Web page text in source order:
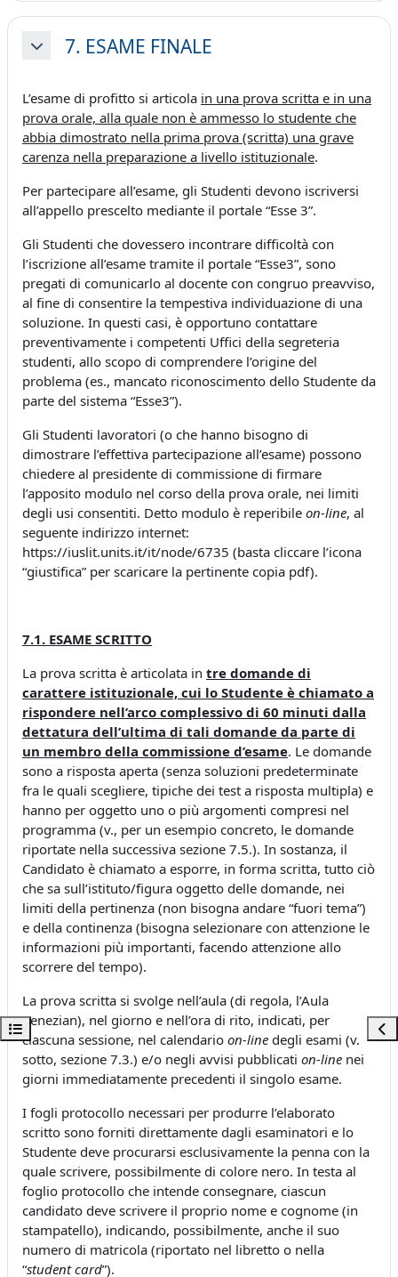
Apri indice del corso
Minimizza7. ESAME FINALE
L’esame di profitto si articola in una prova scritta e in una
prova orale, alla quale non è ammesso lo studente che
abbia dimostrato nella prima prova (scritta) una grave
carenza nella preparazione a livello istituzionale.
Per partecipare all’esame, gli Studenti devono iscriversi
all’appello prescelto mediante il portale “Esse 3”.
Gli Studenti che dovessero incontrare difficoltà con
l’iscrizione all’esame tramite il portale “Esse3”, sono
pregati di comunicarlo al docente con congruo preavviso,
al fine di consentire la tempestiva individuazione di una
soluzione. In questi casi, è opportuno contattare
preventivamente i competenti Uffici della segreteria
studenti, allo scopo di comprendere l’origine del
problema (es., mancato riconoscimento dello Studente da
parte del sistema “Esse3”).
Gli Studenti lavoratori (o che hanno bisogno di
dimostrare l’effettiva partecipazione all’esame) possono
chiedere al presidente di commissione di firmare
l’apposito modulo nel corso della prova orale, nei limiti
degli usi consentiti. Detto modulo è reperibile on-line, al
seguente indirizzo internet:
https://iuslit.units.it/it/node/6735 (basta cliccare l’icona
“giustifica” per scaricare la pertinente copia pdf).
7.1. ESAME SCRITTO
La prova scritta è articolata in tre domande di
carattere istituzionale, cui lo Studente è chiamato a
rispondere nell’arco complessivo di 60 minuti dalla
dettatura dell’ultima di tali domande da parte di
un membro della commissione d’esame. Le domande
sono a risposta aperta (senza soluzioni predeterminate
fra le quali scegliere, tipiche dei test a risposta multipla) e
hanno per oggetto uno o più argomenti compresi nel
programma (v., per un esempio concreto, le domande
riportate nella successiva sezione 7.5.). In sostanza, il
Candidato è chiamato a esporre, in forma scritta, tutto ciò
che sa sull’istituto/figura oggetto delle domande, nei
limiti della pertinenza (non bisogna andare “fuori tema”)
e della continenza (bisogna selezionare con attenzione le
informazioni più importanti, facendo attenzione allo
scorrere del tempo).
La prova scritta si svolge nell’aula (di regola, l’Aula
Venezian), nel giorno e nell’ora di rito, indicati, per
ciascuna sessione, nel calendario on-line degli esami (v.
sotto, sezione 7.3.) e/o negli avvisi pubblicati on-line nei
giorni immediatamente precedenti il singolo esame.
I fogli protocollo necessari per produrre l’elaborato
scritto sono forniti direttamente dagli esaminatori e lo
Studente deve procurarsi esclusivamente la penna con la
quale scrivere, possibilmente di colore nero. In testa al
foglio protocollo che intende consegnare, ciascun
candidato deve scrivere il proprio nome e cognome (in
stampatello), indicando, possibilmente, anche il suo
numero di matricola (riportato nel libretto o nella
“student card”).